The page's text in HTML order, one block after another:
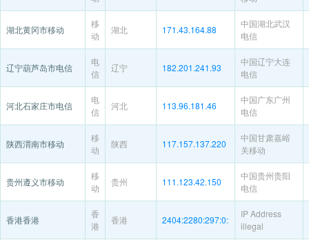
湖北黄冈市移动
移
动
湖北 171.43.164.88
中国湖北武汉
电信
辽宁葫芦岛市电信
电
信
辽宁 182.201.241.93
中国辽宁大连
电信
河北石家庄市电信
电
信
河北 113.96.181.46
中国广东广州
电信
陕西渭南市移动
移
动
陕西 117.157.137.220
中国甘肃嘉峪
关移动
贵州遵义市移动
移
动
贵州 111.123.42.150
中国贵州贵阳
电信
香港香港
香
港
香港 2404:2280:297:0:
IP Address
illegal